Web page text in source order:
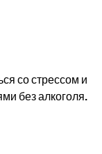
без алкоголя.